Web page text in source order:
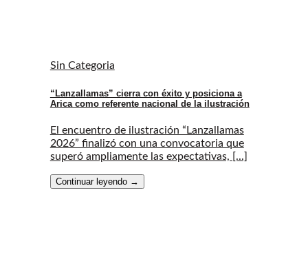
Sin Categoria
“Lanzallamas” cierra con éxito y posiciona a
Arica como referente nacional de la ilustración
El encuentro de ilustración “Lanzallamas
2026” finalizó con una convocatoria que
superó ampliamente las expectativas, [...]
Continuar leyendo →